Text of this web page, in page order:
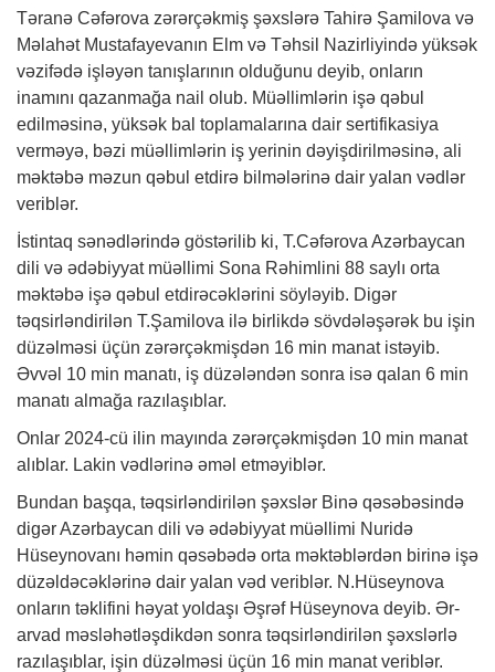
Təranə Cəfərova zərərçəkmiş şəxslərə Tahirə Şamilova və
Məlahət Mustafayevanın Elm və Təhsil Nazirliyində yüksək
vəzifədə işləyən tanışlarının olduğunu deyib, onların
inamını qazanmağa nail olub. Müəllimlərin işə qəbul
edilməsinə, yüksək bal toplamalarına dair sertifikasiya
verməyə, bəzi müəllimlərin iş yerinin dəyişdirilməsinə, ali
məktəbə məzun qəbul etdirə bilmələrinə dair yalan vədlər
veriblər.
İstintaq sənədlərində göstərilib ki, T.Cəfərova Azərbaycan
dili və ədəbiyyat müəllimi Sona Rəhimlini 88 saylı orta
məktəbə işə qəbul etdirəcəklərini söyləyib. Digər
təqsirləndirilən T.Şamilova ilə birlikdə sövdələşərək bu işin
düzəlməsi üçün zərərçəkmişdən 16 min manat istəyib.
Əvvəl 10 min manatı, iş düzələndən sonra isə qalan 6 min
manatı almağa razılaşıblar.
Onlar 2024-cü ilin mayında zərərçəkmişdən 10 min manat
alıblar. Lakin vədlərinə əməl etməyiblər.
Bundan başqa, təqsirləndirilən şəxslər Binə qəsəbəsində
digər Azərbaycan dili və ədəbiyyat müəllimi Nuridə
Hüseynovanı həmin qəsəbədə orta məktəblərdən birinə işə
düzəldəcəklərinə dair yalan vəd veriblər. N.Hüseynova
onların təklifini həyat yoldaşı Əşrəf Hüseynova deyib. Ər-
arvad məsləhətləşdikdən sonra təqsirləndirilən şəxslərlə
razılaşıblar, işin düzəlməsi üçün 16 min manat veriblər.